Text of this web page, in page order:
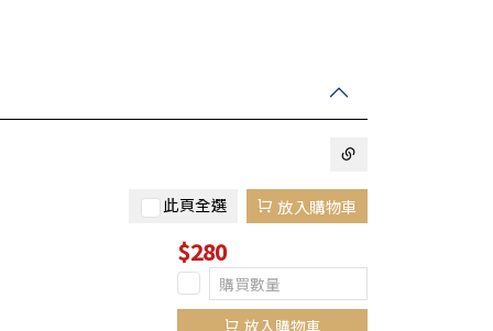
此頁全選 放入購物車
$280
放入購物車